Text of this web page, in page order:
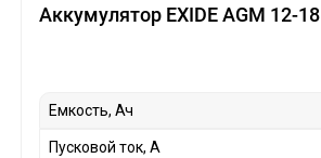
Аккумулятор EXIDE AGM 12-18
Емкость, Ач
Пусковой ток, А